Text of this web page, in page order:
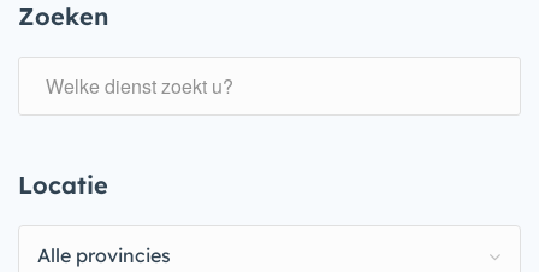
Zoeken
Locatie
Alle provincies